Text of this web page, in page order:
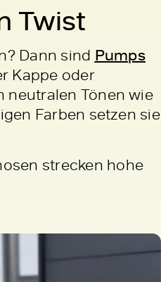
Twist
Dann sind Pumps
Kappe oder
neutralen Tönen wie
Farben setzen sie
strecken hohe